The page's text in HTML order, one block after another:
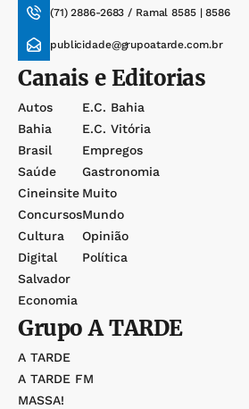
(71) 2886-2683 / Ramal 8585 | 8586
publicidade@grupoatarde.com.br
Canais e Editorias
Autos
Bahia
Brasil
Saúde
Cineinsite
Concursos
Cultura
Digital
Salvador
Economia
E.c. Bahia
E.c. Vitória
Empregos
Gastronomia
Muito
Mundo
Opinião
Política
GrupoA TARDE
A TARDE
A TARDE FM
MASSA!